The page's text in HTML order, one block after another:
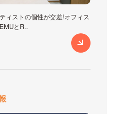
ィストの個性が交差!オフィス
とR..